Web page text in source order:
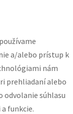
a/alebo prístup k
nám
prehliadaní alebo
odvolanie súhlasu
funkcie.